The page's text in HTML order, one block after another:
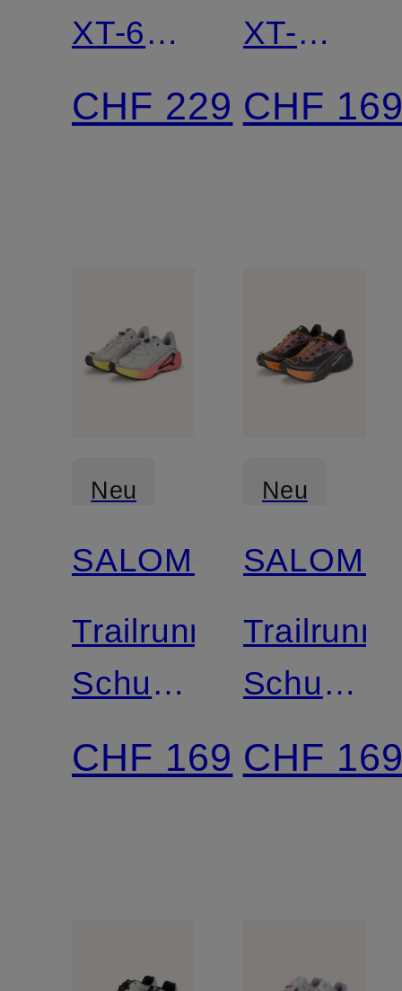
XT-6
GTX
CHF 229
XT-
CHF
Neu
SALOMON
Trailrunning-
Schuhe
GENESIS
2
CHF 169
Neu
Schuhe
GENESIS
2
CHF